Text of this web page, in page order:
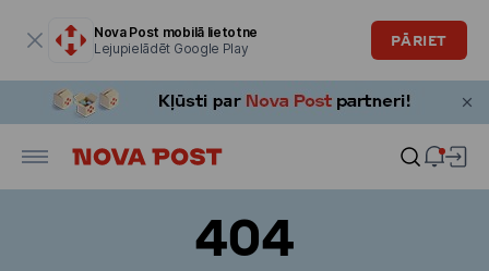
Nova Post mobilā lietotne
Lejupielādēt Google Play
PĀRIET
404